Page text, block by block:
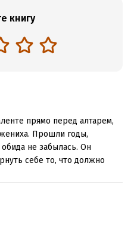
книгу
прямо перед алтарем,
Прошли годы,
обида не забылась. Он
себе то, что должно